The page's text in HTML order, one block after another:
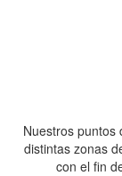
Nuestros puntos
distintas zonas
con el fin